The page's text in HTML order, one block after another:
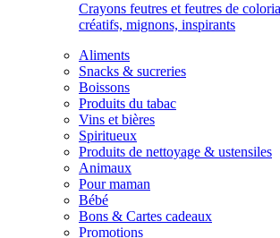
Crayons feutres et feutres de
créatifs, mignons, inspirants
Aliments
Snacks & sucreries
Boissons
Produits du tabac
Vins et bières
Spiritueux
Produits de nettoyage & ustensiles
Animaux
Pour maman
Bébé
Bons & Cartes cadeaux
Promotions